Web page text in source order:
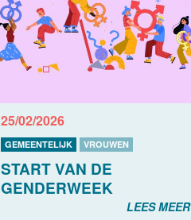
25/02/2026
GEMEENTELIJK VROUWEN
START VAN DE
GENDERWEEK
LEES MEER